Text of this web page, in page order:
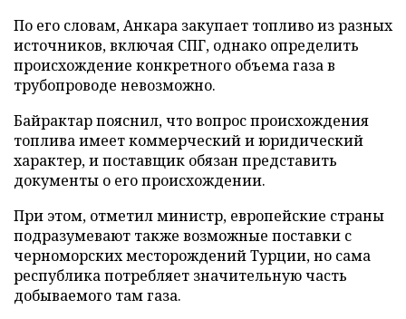
По его словам, Анкара закупает топливо из разных
источников, включая СПГ, однако определить
происхождение конкретного объема газа в
трубопроводе невозможно.
Байрактар пояснил, что вопрос происхождения
топлива имеет коммерческий и юридический
характер, и поставщик обязан представить
документы о его происхождении.
При этом, отметил министр, европейские страны
подразумевают также возможные поставки с
черноморских месторождений Турции, но сама
республика потребляет значительную часть
добываемого там газа.